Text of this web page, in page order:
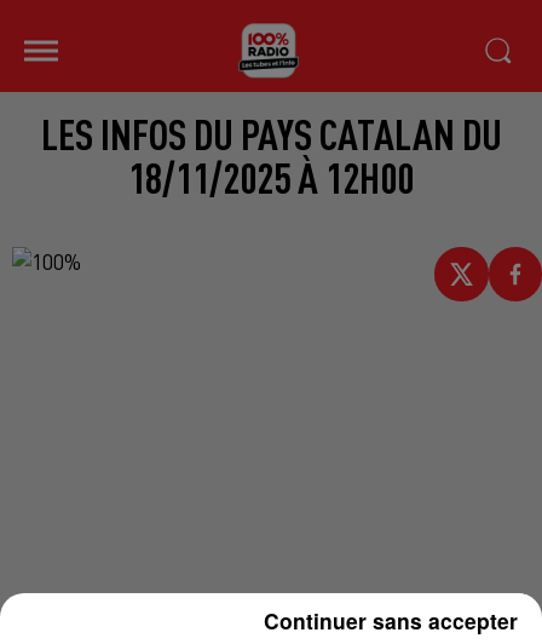
LES INFOS DU PAYS CATALAN DU
18/11/2025 À 12H00
Continuer sans accepter